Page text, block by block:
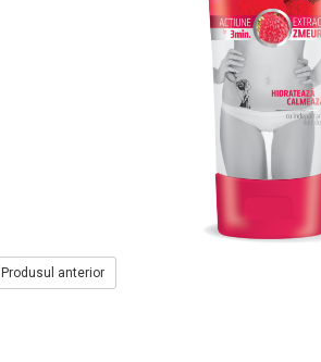
Produsul anterior